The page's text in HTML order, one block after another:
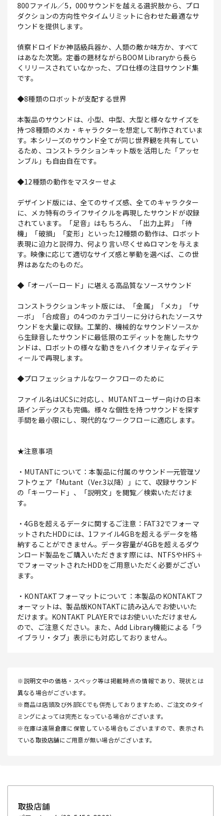
800ファイル／5，000サウンドを越える選択肢から、プロ
ダクションの方向性やタイムリミットに合わせた最適なサ
ウンドを提供します。
偵察ドロイドか神話級兵器か、人類の敵か味方か、すべて
はあなた次第。定番の題材ながらBOOM Libraryから長ら
くリリースされていなかった、プロ仕様の注目サウンド集
です。
◆8種類のロボットが支配する世界
本製品のサウンドは、小型、中型、大型と様々なサイズを
持つ8種類のメカ・キャラクターを想定して制作されていま
す。本シリーズのサウンド全てが同じ世界観を共有してい
るため、コンストラクションキット版を活用した「アッセ
ンブル」も自由自在です。
◆12種類の動作をマスターせよ
デザインド版には、全てのサイズ感、全てのキャラクター
に、メカ特有のライフサイクルを再現したサウンドが収録
されています。「足音」はもちろん、「出力上昇」「待
機」「破損」「変形」といった12種類の動作は、ロボット
表現に迫力と説得力、何より言い尽くせぬロマンを与えま
す。映像に応じて適切なサイズ感と挙動を選べば、この世
界はあなたのものだ。
◆「オーバーロード」に堪える高品質なソースサウンド
コンストラクションキット版には、「金属」「メカ」「サ
ーボ」「合成音」の4つのカテゴリーに分けられたソースサ
ウンドを大量に収録。工業的、機械的なサウンドソースか
ら生録音したサウンドに最低限のエディットを施したサウ
ンドは、ロボットの様々な動きをハイクオリティなディテ
ィールで再現します。
◆プロフェッショナルなワークフローのために
ファイル名はUCSに対応し、MUTANTユーザー向けの日本
語インデックスも完備。様々な個性を持つサウンドを探す
手間を最小限にし、現代的なワークフローに適応します。
★注意事項
・MUTANTについて：本製品に付属のサウンド一元管理ソ
フトウェア「Mutant（Ver.3以降）」にて、収録サウンド
の「キーワード」、「説明文」を閲覧／検索いただけま
す。
・4GBを超えるデータに関するご注意：FAT32でフォーマ
ットされたHDDには、1ファイル4GBを超えるデータを格
納することができません。データ容量が4GBを超えるダウ
ンロード製品をご購入いただきます際には、NTFSやHFS＋
でフォーマットされたHDDをご用意いただく必要がござい
ます。
・KONTAKTフォーマットについて：本製品のKONTAKTフ
ォーマットは、製品版KONTAKTに読み込んでお使いいた
だけます。KONTAKT PLAYERではお使いいただけません
ので、ご注意ください。また、Add Library機能による「ラ
イブラリ・タブ」表示にも対応しておりません。
※説明文中の価格・スペック等は掲載時点の情報であり、現状とは
異なる場合がございます。
※商品は店頭及び外部ECでも併売しておりますため、ご注文のタイ
ミングによっては完売となっている場合がございます。
※在庫は遠隔倉庫に保管している場合もございますので、表示され
ている取扱店舗にご用意が無い場合がございます。
取扱店舗